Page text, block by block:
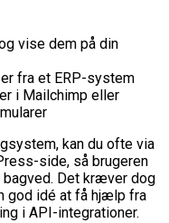
vise dem på din
fra et ERP-system
i Mailchimp eller
kan du ofte via
side, så brugeren
Det kræver dog
god idé at få hjælp fra
i API-integrationer.